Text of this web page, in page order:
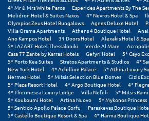
Τήνος
Τολό
Τριζόνια Φωκίδος
Τρίκαλα
Τρίκαλα Κορινθίας
Τρίπολη
4* Mr & Mrs White Paros
Esperides Apartments By The
Melidron Hotel & Suites Naxos
4* Nevros Hotel & Spa
Olympios Zeus Hotel Bungalows
Agnes Deluxe Hotel
Villa Orama Apartments
Athens 4 Boutique Hotel
Ano Kampos Hotel
31 Doors Hotel Alexakis Hotel & Spa
5* LAZART Hotel Thessaloniki
Verde Al Mare
Casa 77 Zante by Karras Hotels
Gefyri Hotel
5* Cayo
5* Porto Kea Suites
Stratos Apartments & Studios
4*
New York Hotel
4* Achillion Palace 5* Athina Luxury
Hermes Hotel
5* Mitsis Selection Blue Domes
Gizis
5* Plaza Resort Hotel
4* Argo Boutique Hotel
4*
4* Thermesea Luxury Lodge
Villa Nefeli
5* Mitsis
5* Koukoumi Hotel
Artina Nuovo
5* Mykonos Princess
5* Sentido Apollo Palace Corfu
Paraskevas Boutique
5* Castello Boutique Resort & Spa
4* Harma Boutique